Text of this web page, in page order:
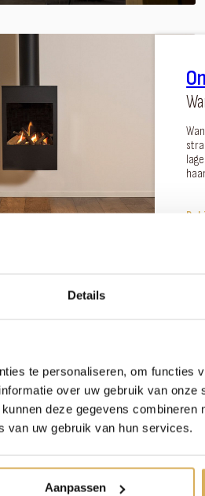
Details
te personaliseren, om functies
over uw gebruik van
deze gegevens combineren
van uw gebruik van hun services.
Aanpassen
dat direct de aandacht trekt zodra je een
Je geniet van een realistisch